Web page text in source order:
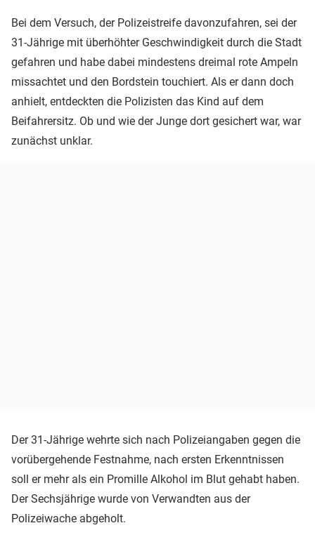
Bei dem Versuch, der Polizeistreife davonzufahren, sei der
31-Jährige mit überhöhter Geschwindigkeit durch die Stadt
gefahren und habe dabei mindestens dreimal rote Ampeln
missachtet und den Bordstein touchiert. Als er dann doch
anhielt, entdeckten die Polizisten das Kind auf dem
Beifahrersitz. Ob und wie der Junge dort gesichert war, war
zunächst unklar.
Der 31-Jährige wehrte sich nach Polizeiangaben gegen die
vorübergehende Festnahme, nach ersten Erkenntnissen
soll er mehr als ein Promille Alkohol im Blut gehabt haben.
Der Sechsjährige wurde von Verwandten aus der
Polizeiwache abgeholt.